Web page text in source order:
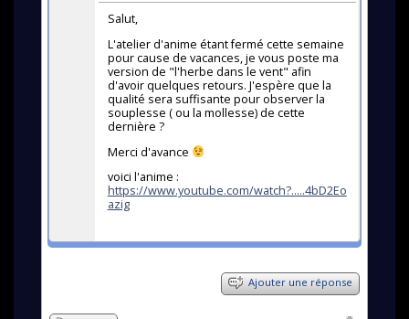
Salut,
L'atelier d'anime étant fermé cette semaine
pour cause de vacances, je vous poste ma
version de "l'herbe dans le vent" afin
d'avoir quelques retours. J'espère que la
qualité sera suffisante pour observer la
souplesse ( ou la mollesse) de cette
dernière ?
Merci d'avance
voici l'anime :
https://www.youtube.com/watch?.....4bD2Eo
azig
Ajouter une réponse